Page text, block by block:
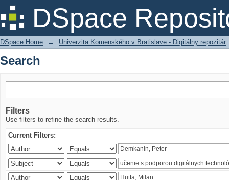
DSpace
Search
DSpace Home → Univerzita Komenského v Bratislave - Digitálny repozitár
Search
Filters
Use filters to refine the search results.
Current Filters: